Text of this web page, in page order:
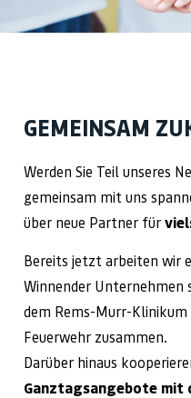
GEMEINSAM
Werden Sie Teil unseres
gemeinsam mit uns
über neue Partner für
Bereits jetzt arbeiten wir
Winnender Unternehmen
dem Rems-Murr-Klinikum
Feuerwehr zusammen.
Darüber hinaus
Ganztagsangebote mit